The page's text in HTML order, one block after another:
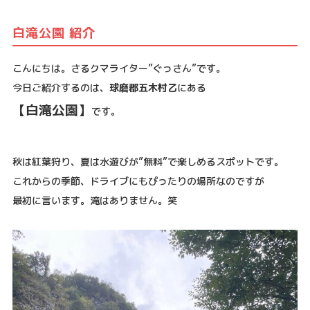
白滝公園 紹介
こんにちは。さるクマライター”ぐっさん”です。
今日ご紹介するのは、 球磨郡五木村乙にある
【白滝公園】 です。
秋は紅葉狩り、夏は水遊びが”無料”で楽しめるスポットです。
これからの季節、ドライブにもぴったりの場所なのですが
最初に言います。滝はありません。笑